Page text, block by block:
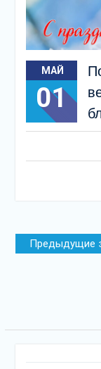
МАЙ
01
Навигация
по
Предыдущие